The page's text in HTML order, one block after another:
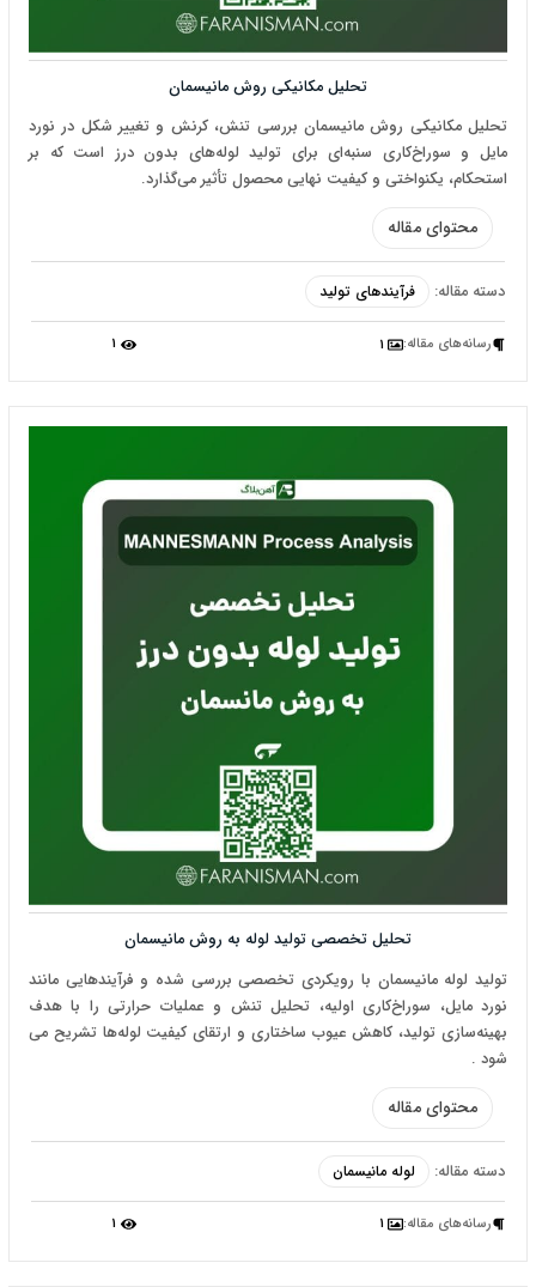
تحلیل مکانیکی روش مانیسمان
تحلیل مکانیکی روش مانیسمان بررسی تنش، کرنش و تغییر شکل در نورد
مایل و سوراخ‌کاری سنبه‌ای برای تولید لوله‌های بدون درز است که بر
استحکام، یکنواختی و کیفیت نهایی محصول تأثیر می‌گذارد.
محتوای مقاله
دسته مقاله: فرآیندهای تولید
رسانه‌‌های مقاله: 1
تحلیل تخصصی تولید لوله به روش مانیسمان
تولید لوله مانیسمان با رویکردی تخصصی بررسی شده و فرآیندهایی مانند
نورد مایل، سوراخ‌کاری اولیه، تحلیل تنش و عملیات حرارتی را با هدف
بهینه‌سازی تولید، کاهش عیوب ساختاری و ارتقای کیفیت لوله‌ها تشریح می
شود .
محتوای مقاله
دسته مقاله: لوله مانیسمان
رسانه‌‌های مقاله: 1